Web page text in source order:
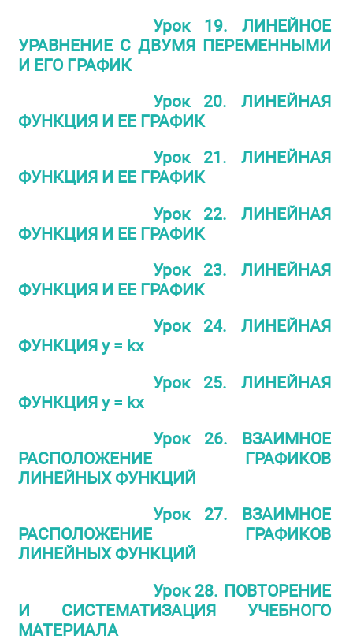
Урок 19. ЛИНЕЙНОЕ
УРАВНЕНИЕ С ДВУМЯ ПЕРЕМЕННЫМИ
И ЕГО ГРАФИК
Урок 20. ЛИНЕЙНАЯ
ФУНКЦИЯ И ЕЕ ГРАФИК
Урок 21. ЛИНЕЙНАЯ
ФУНКЦИЯ И ЕЕ ГРАФИК
Урок 22. ЛИНЕЙНАЯ
ФУНКЦИЯ И ЕЕ ГРАФИК
Урок 23. ЛИНЕЙНАЯ
ФУНКЦИЯ И ЕЕ ГРАФИК
Урок 24. ЛИНЕЙНАЯ
ФУНКЦИЯ у = kх
Урок 25. ЛИНЕЙНАЯ
ФУНКЦИЯ у = kх
Урок 26. ВЗАИМНОЕ
РАСПОЛОЖЕНИЕ ГРАФИКОВ
ЛИНЕЙНЫХ ФУНКЦИЙ
Урок 27. ВЗАИМНОЕ
РАСПОЛОЖЕНИЕ ГРАФИКОВ
ЛИНЕЙНЫХ ФУНКЦИЙ
Урок 28. ПОВТОРЕНИЕ
И СИСТЕМАТИЗАЦИЯ УЧЕБНОГО
МАТЕРИАЛА